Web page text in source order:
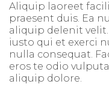
Aliquip laoreet
praesent duis. Ea
aliquip delenit
iusto qui et exerci
nulla consequat.
eros te odio
aliquip dolore.